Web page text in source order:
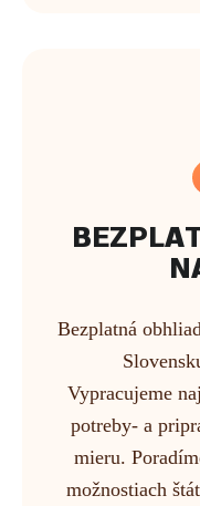
Bezplatná
Vypracujeme
potreby- a
mieru.
možnostiach